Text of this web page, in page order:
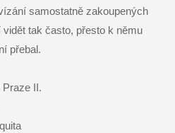
samostatně zakoupených
tak často, přesto k němu
přebal.
II.